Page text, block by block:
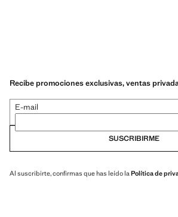
Recibe promociones exclusivas, ventas
E-mail
SUSCRIBIRME
Al suscribirte, confirmas que has leído la Política de